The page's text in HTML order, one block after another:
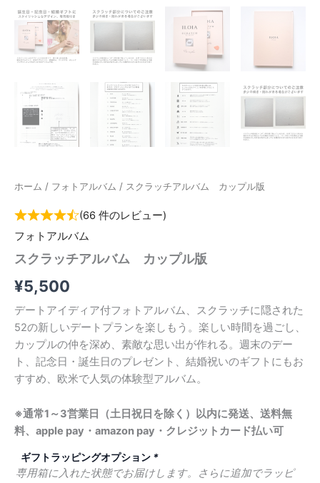
ホーム / フォトアルバム / スクラッチアルバム カップル版
(66 件のレビュー)
フォトアルバム
スクラッチアルバム カップル版
¥5,500
デートアイディア付フォトアルバム、スクラッチに隠された
52の新しいデートプランを楽しもう。楽しい時間を過ごし、
カップルの仲を深め、素敵な思い出が作れる。週末のデー
ト、記念日・誕生日のプレゼント、結婚祝いのギフトにもお
すすめ、欧米で人気の体験型アルバム。
※通常1～3営業日（土日祝日を除く）以内に発送、送料無
料、apple pay・amazon pay・クレジットカード払い可
ギフトラッピングオプション *
専用箱に入れた状態でお届けします。さらに追加でラッピ